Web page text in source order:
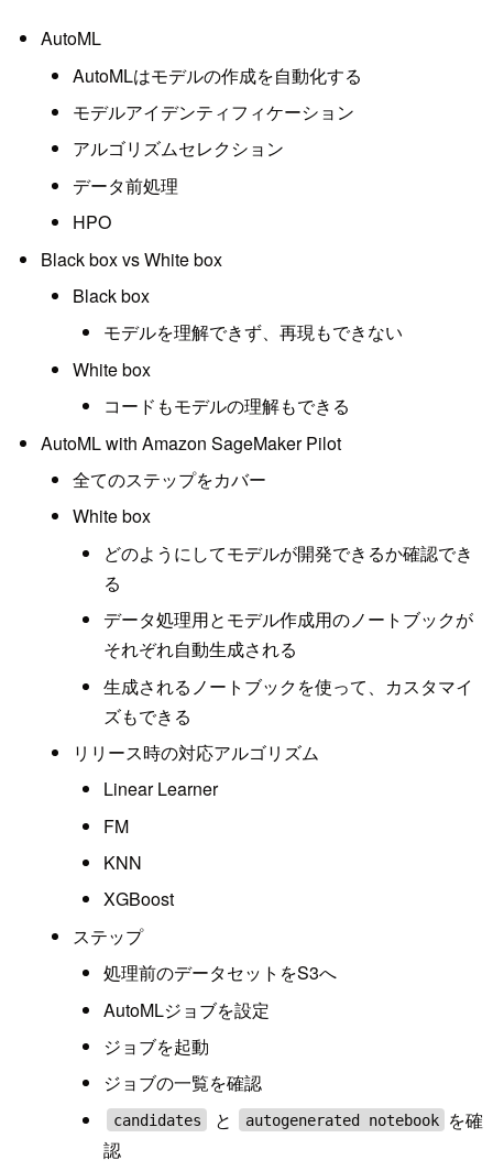
AutoML
AutoMLはモデルの作成を自動化する
モデルアイデンティフィケーション
アルゴリズムセレクション
データ前処理
HPO
Black box vs White box
Black box
モデルを理解できず、再現もできない
White box
コードもモデルの理解もできる
AutoML with Amazon SageMaker Pilot
全てのステップをカバー
White box
どのようにしてモデルが開発できるか確認でき
る
データ処理用とモデル作成用のノートブックが
それぞれ自動生成される
生成されるノートブックを使って、カスタマイ
ズもできる
リリース時の対応アルゴリズム
Linear Learner
FM
KNN
XGBoost
ステップ
処理前のデータセットをS3へ
AutoMLジョブを設定
ジョブを起動
ジョブの一覧を確認
candidates と autogenerated notebook
を確
認